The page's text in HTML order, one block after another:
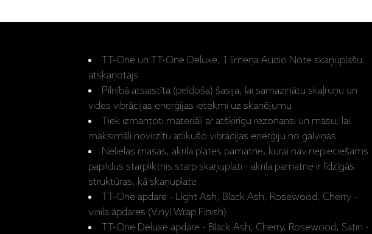
TT-One un TT-One Deluxe, 1 līmeņa Audio Note skaņuplašu
atskaņotājs
Pilnībā atsaistīta (peldoša) šasija, lai samazinātu skaļruņu un
vides vibrācijas enerģijas ietekmi uz skanējumu
Tiek izmantoti materiāli ar atšķirīgu rezonansi un masu, lai
maksimāli novirzītu atlikušo vibrācijas enerģiju no galviņas
Nelielas masas, akrila plates pamatne, kurai nav nepieciešams
papildus starpliktnis starp skaņuplati - akrila pamatne ir līdzīgās
struktūras, kā skaņuplate
TT-One apdare - Light Ash, Black Ash, Rosewood, Cherry -
vinila apdares (Vinyl Wrap Finish)
TT-One Deluxe apdare - Black Ash, Cherry, Rosewood, Satin -